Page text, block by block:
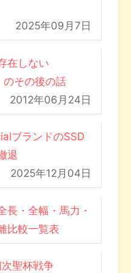
2025年09月7日
在しない
のその後の話
2012年06月24日
ブランドのSSD
退
2025年12月04日
長・全幅・馬力・
比較一覧表
聖杯戦争